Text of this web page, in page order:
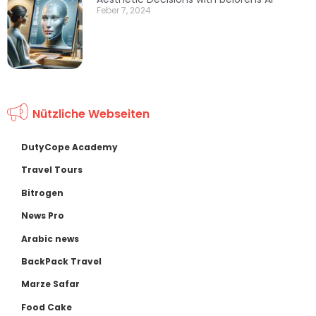
Feber 7, 2024
Nützliche Webseiten
DutyCope Academy
Travel Tours
Bitrogen
News Pro
Arabic news
BackPack Travel
Marze Safar
Food Cake